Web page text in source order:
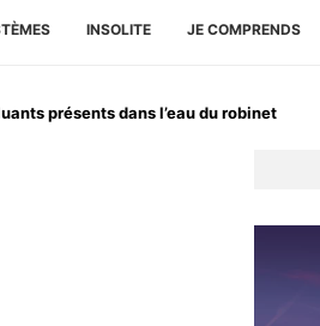
INSOLITE JE COMPRENDS
présents dans l’eau du robinet